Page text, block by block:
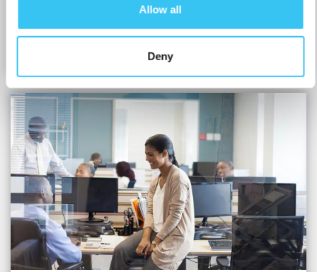
Allow all
Deny
Succes (vrijwel) verzekerd! Met een
plaatsingspercentage van maar liefst 73%. Lees hier...